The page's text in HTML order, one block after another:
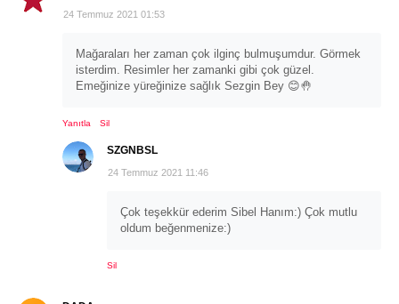
24 Temmuz 2021 01:53
Mağaraları her zaman çok ilginç bulmuşumdur. Görmek
isterdim. Resimler her zamanki gibi çok güzel.
Emeğinize yüreğinize sağlık Sezgin Bey 😊🤚
Yanıtla Sil
SZGNBSL
24 Temmuz 2021 11:46
Çok teşekkür ederim Sibel Hanım:) Çok mutlu
oldum beğenmenize:)
Sil